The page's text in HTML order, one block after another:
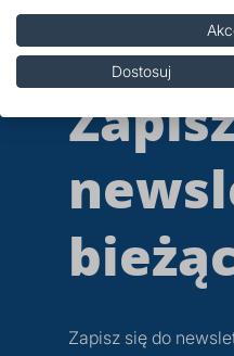
Zapisz się do
Dostosuj